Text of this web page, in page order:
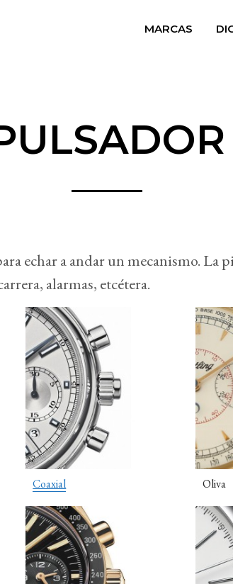
MARCAS
echar a andar un mecanismo. La
alarmas, etcétera.
Coaxial Oliva